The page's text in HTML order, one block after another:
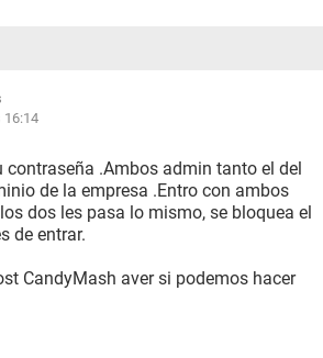
16:14
contraseña .Ambos admin tanto el del
de la empresa .Entro con ambos
dos les pasa lo mismo, se bloquea el
de entrar.
CandyMash aver si podemos hacer